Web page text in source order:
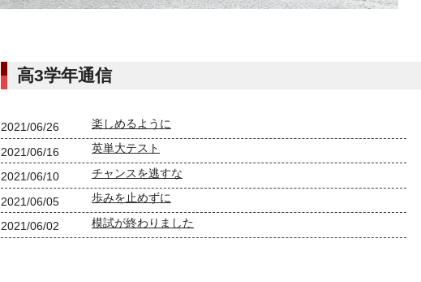
高3学年通信
2021/06/26 楽しめるように
2021/06/16 英単大テスト
2021/06/10 チャンスを逃すな
2021/06/05 歩みを止めずに
2021/06/02 模試が終わりました